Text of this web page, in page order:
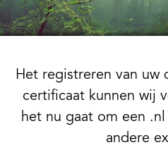
Het registreren van uw
certificaat kunnen wij
het nu gaat om een
andere